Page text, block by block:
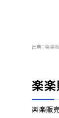
出典：楽楽
楽
楽楽販